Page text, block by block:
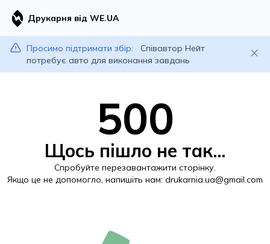
Друкарня від WE.UA
Просимо підтримати збір:
Співавтор Нейт
потребує авто для виконання завдань
500
Щось пішло не так...
Спробуйте перезавантажити сторінку.
Якщо це не допомогло, напишіть нам: drukarnia.ua@gmail.com